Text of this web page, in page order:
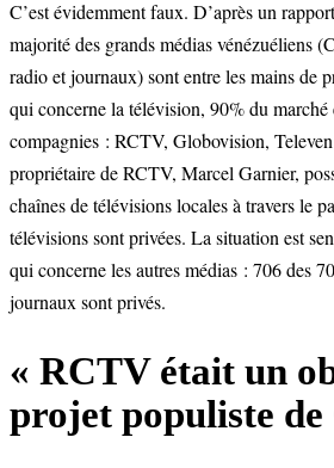
C’est évidemment faux. D’après un
majorité des grands médias vénézuéliens
radio et journaux) sont entre les mains de
qui concerne la télévision, 90% du marché
compagnies : RCTV, Globovision,
propriétaire de RCTV, Marcel Garnier,
chaînes de télévisions locales à travers le
télévisions sont privées. La situation est
qui concerne les autres médias : 706 des
journaux sont privés.
« RCTV était un
projet populiste de